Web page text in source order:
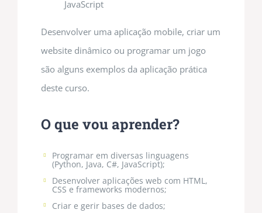
JavaScript
Desenvolver uma aplicação mobile, criar um
website dinâmico ou programar um jogo
são alguns exemplos da aplicação prática
deste curso.
O que vou aprender?
Programar em diversas linguagens
(Python, Java, C#, JavaScript);
Desenvolver aplicações web com HTML,
CSS e frameworks modernos;
Criar e gerir bases de dados;